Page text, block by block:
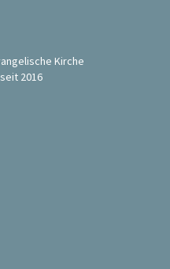
Kirche
2016